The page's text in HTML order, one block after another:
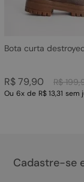
Bota curta
R$ 199,
R$79,90
Ou 6x de R$ 13,31 sem
Cadastre-se